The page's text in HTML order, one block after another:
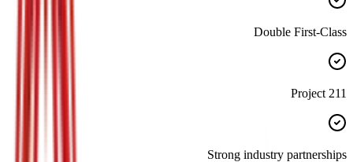
Double First-Class
211 Project
Strong industry partnerships